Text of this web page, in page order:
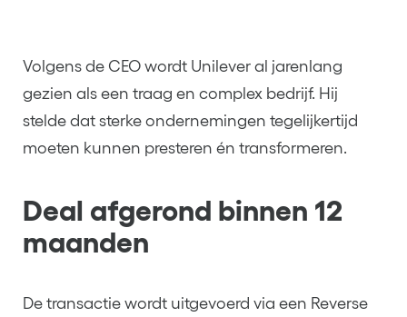
Volgens de CEO wordt Unilever al jarenlang
gezien als een traag en complex bedrijf. Hij
stelde dat sterke ondernemingen tegelijkertijd
moeten kunnen presteren én transformeren.
Deal afgerond binnen 12
maanden
De transactie wordt uitgevoerd via een Reverse